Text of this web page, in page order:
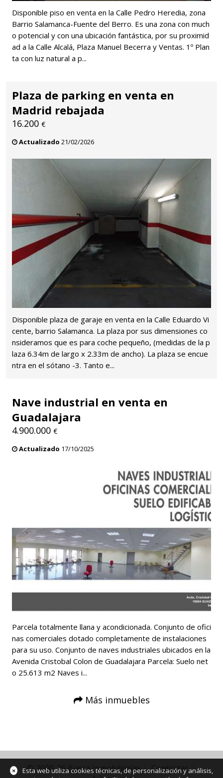
Disponible piso en venta en la Calle Pedro Heredia, zona
Barrio Salamanca-Fuente del Berro. Es una zona con much
o potencial y con una ubicación fantástica, por su proximid
ad a la Calle Alcalá, Plaza Manuel Becerra y Ventas. 1º Plan
ta con luz natural a p...
Plaza de parking en venta en
Madrid rebajada
16.200 €
Actualizado 21/02/2026
Disponible plaza de garaje en venta en la Calle Eduardo Vi
cente, barrio Salamanca. La plaza por sus dimensiones co
nsideramos que es para coche pequeño, (medidas de la p
laza 6.34m de largo x 2.33m de ancho). La plaza se encue
ntra en el sótano -3. Tanto e...
Nave industrial en venta en
Guadalajara
4.900.000 €
Actualizado 17/10/2025
Parcela totalmente llana y acondicionada. Conjunto de ofici
nas comerciales dotado completamente de instalaciones
para su uso. Conjunto de naves industriales ubicados en la
Avenida Cristobal Colon de Guadalajara Parcela: Suelo net
o 25.613 m2 Naves i...
Más inmuebles
© 2000-26 Busca Inmobiliarias
Contactar
×
Esta web utiliza cookies técnicas, de personalización y análisis,